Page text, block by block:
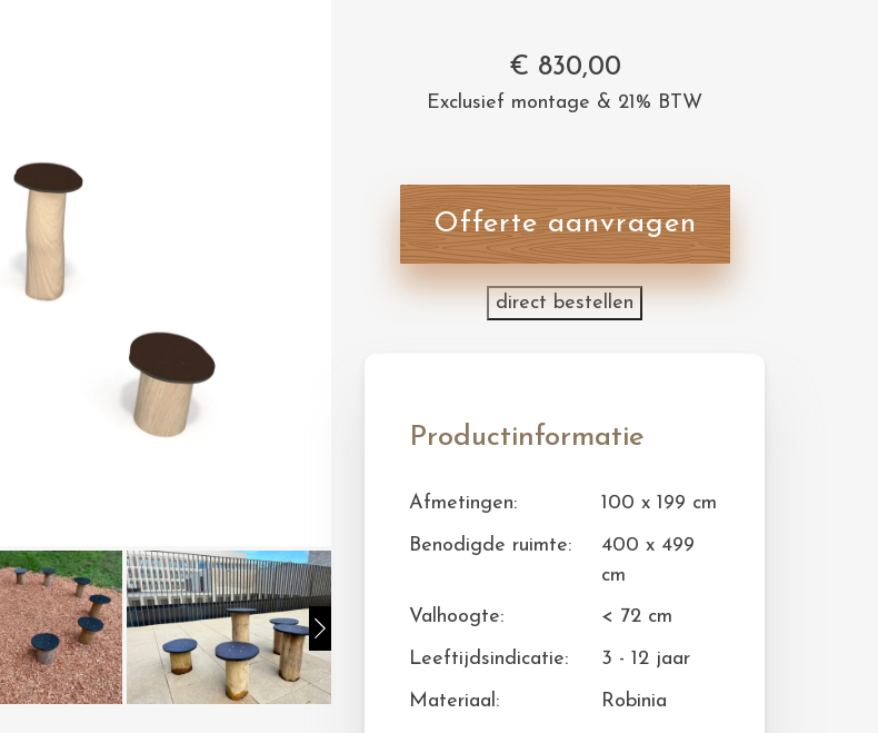
€ 830,00
Exclusief montage & 21% BTW
Offerte aanvragen
direct bestellen
Productinformatie
Afmetingen:
100 x 199 cm
Benodigde ruimte:
400 x 499
cm
Valhoogte:
< 72 cm
Leeftijdsindicatie:
3 - 12 jaar
Materiaal:
Robinia